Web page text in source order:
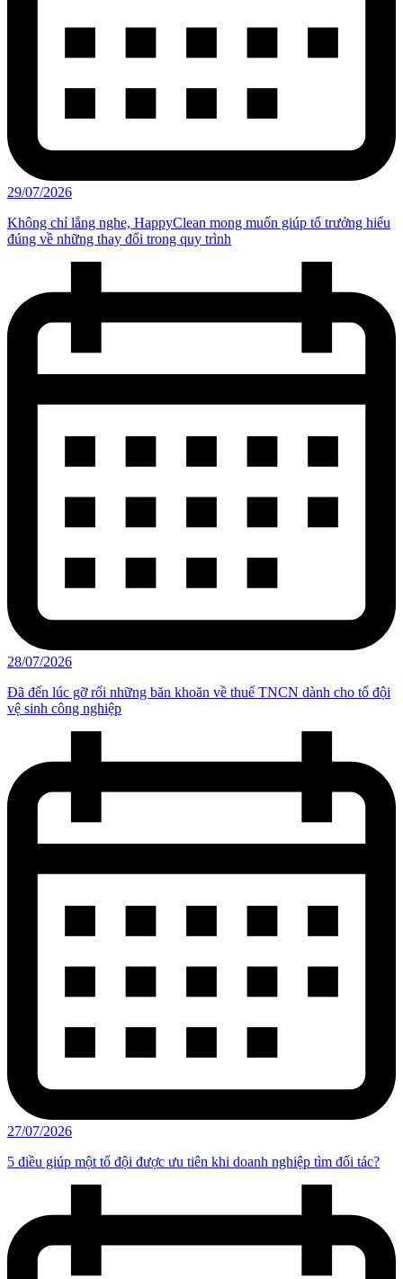
29/07/2026
Không chỉ lắng nghe, HappyClean mong muốn giúp tổ trưởng hiểu
đúng về những thay đổi trong quy trình
28/07/2026
Đã đến lúc gỡ rối những băn khoăn về thuế TNCN dành cho tổ đội
vệ sinh công nghiệp
27/07/2026
5 điều giúp một tổ đội được ưu tiên khi doanh nghiệp tìm đối tác?